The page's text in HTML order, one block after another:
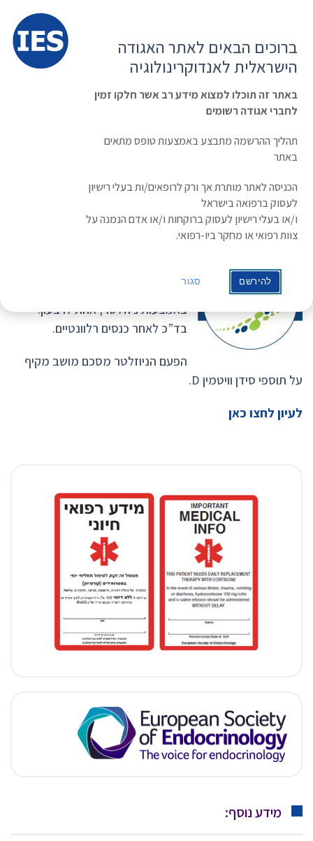
הרשמה ועדכון נתונים
כניסת חברים
ראשי » משולחן האגודה »
ניוזלטר עיל”א המסכם מושב מקיף על תוספי
סידן וויטמין D.
תאריך: 01/07/2015
באמצעות ניוזלטר, אחת לרבעון.
בד”כ לאחר כנסים רלוונטיים.
הפעם הניוזלטר מסכם מושב מקיף
על תוספי סידן וויטמין D.
לעיון לחצו כאן
מידע נוסף:
ברוכים הבאים לאתר האגודה
הישראלית לאנדוקרינולוגיה
באתר זה תוכלו למצוא מידע רב אשר חלקו זמין
לחברי אגודה רשומים
תהליך ההרשמה מתבצע באמצעות טופס מתאים
באתר
הכניסה לאתר מותרת אך ורק לרופאים/ות בעלי רישיון
לעסוק ברפואה בישראל
ו/או בעלי רישיון לעסוק ברוקחות ו/או אדם הנמנה על
צוות רפואי או מחקר ביו-רפואי.
להירשם סגור